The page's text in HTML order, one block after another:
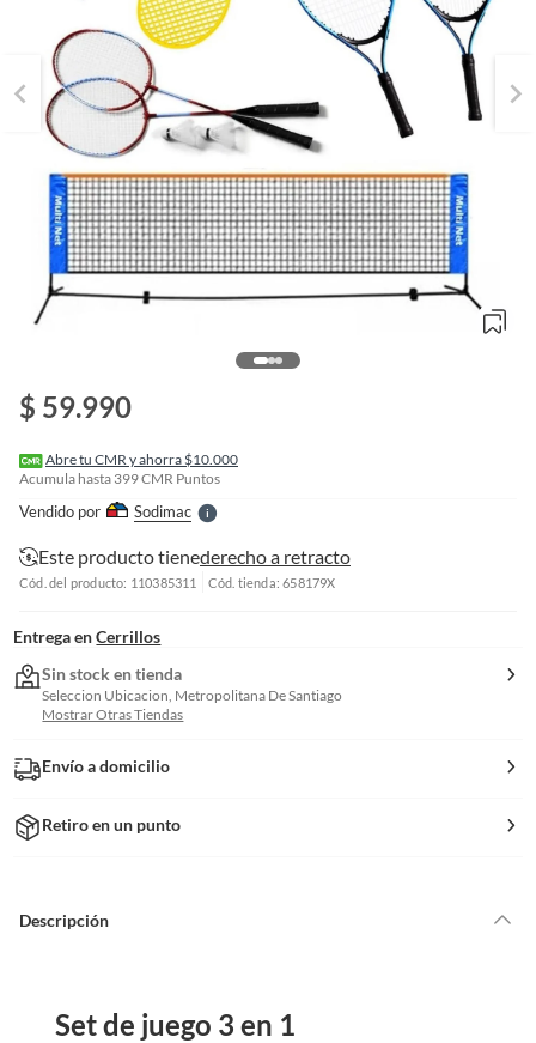
$ 59.990
Abre tu CMR y ahorra $10.000
Acumula hasta 399CMR Puntos
Vendido por SodimacS
l
l
Este producto tienederecho a retracto
Cód. del producto: 110385311 Cód. tienda: 658179X
Entrega en Cerrillos
Sin stock en tienda
Seleccion Ubicacion, Metropolitana De Santiago
Mostrar Otras Tiendas
Envío a domicilio
Retiro en un punto
Descripción
Set de juego 3 en 1